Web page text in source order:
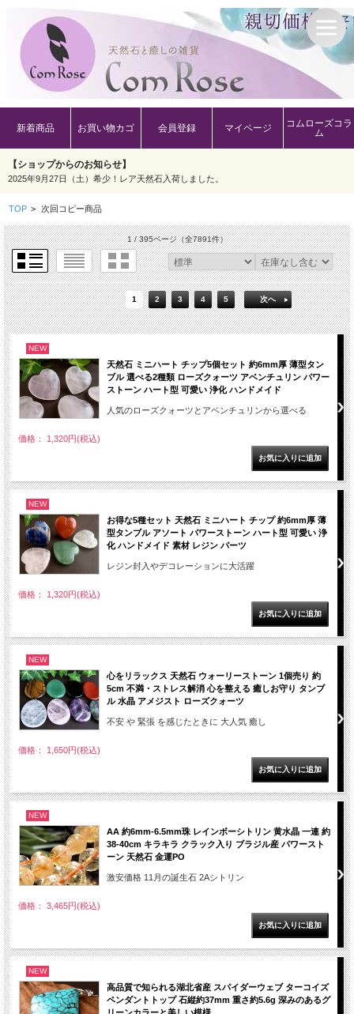
新着商品 お買い物カゴ 会員登録 マイページ
コムローズコラ
ム
【ショップからのお知らせ】
2025年9月27日（土）希少！レア天然石入荷しました。
TOP > 次回コピー商品
1 / 395ページ（全7891件）
1 2 3 4 5 次へ
NEW
天然石 ミニハート チップ5個セット 約6mm厚 薄型タン
ブル 選べる2種類 ローズクォーツ アベンチュリン パワー
ストーン ハート型 可愛い 浄化 ハンドメイド
人気のローズクォーツとアベンチュリンから選べる
価格： 1,320円(税込)
NEW
お得な5種セット 天然石 ミニハート チップ 約6mm厚 薄
型タンブル アソート パワーストーン ハート型 可愛い 浄
化 ハンドメイド 素材 レジン パーツ
レジン封入やデコレーションに大活躍
価格： 1,320円(税込)
NEW
心をリラックス 天然石 ウォーリーストーン 1個売り 約
5cm 不満・ストレス解消 心を整える 癒しお守り タンブ
ル 水晶 アメジスト ローズクォーツ
不安 や 緊張 を感じたときに 大人気 癒し
価格： 1,650円(税込)
NEW
AA 約6mm-6.5mm珠 レインボーシトリン 黄水晶 一連 約
38-40cm キラキラ クラック入り ブラジル産 パワースト
ーン 天然石 金運PO
激安価格 11月の誕生石 2Aシトリン
価格： 3,465円(税込)
NEW
高品質で知られる湖北省産 スパイダーウェブ ターコイズ
ペンダントトップ 石縦約37mm 重さ約5.6g 深みのあるグ